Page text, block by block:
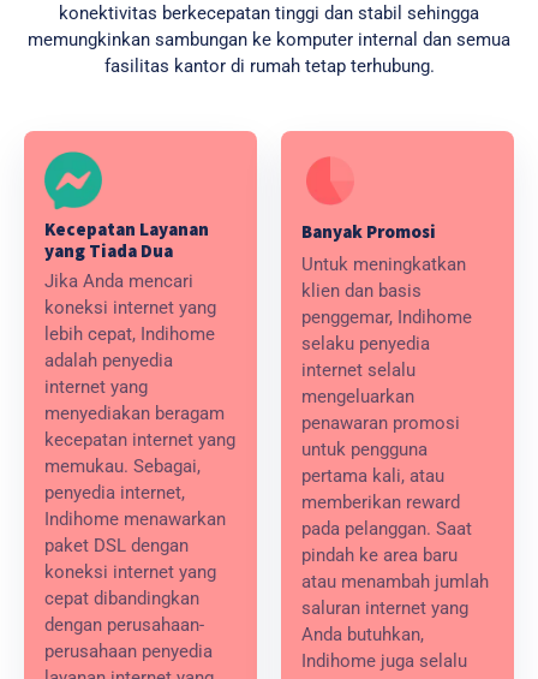
konektivitas berkecepatan tinggi dan stabil sehingga
memungkinkan sambungan ke komputer internal dan semua
fasilitas kantor di rumah tetap terhubung.
Kecepatan Layanan
yang Tiada Dua
Jika Anda mencari
koneksi internet yang
lebih cepat, Indihome
adalah penyedia
internet yang
menyediakan beragam
kecepatan internet yang
memukau. Sebagai,
penyedia internet,
Indihome menawarkan
paket DSL dengan
koneksi internet yang
cepat dibandingkan
dengan perusahaan-
perusahaan penyedia
Banyak Promosi
Untuk meningkatkan
klien dan basis
penggemar, Indihome
selaku penyedia
internet selalu
mengeluarkan
penawaran promosi
untuk pengguna
pertama kali, atau
memberikan reward
pada pelanggan. Saat
pindah ke area baru
atau menambah jumlah
saluran internet yang
Anda butuhkan,
Indihome juga selalu